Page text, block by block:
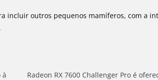
incluir outros pequenos mamíferos, com a
à
Radeon RX 7600 Challenger Pro é